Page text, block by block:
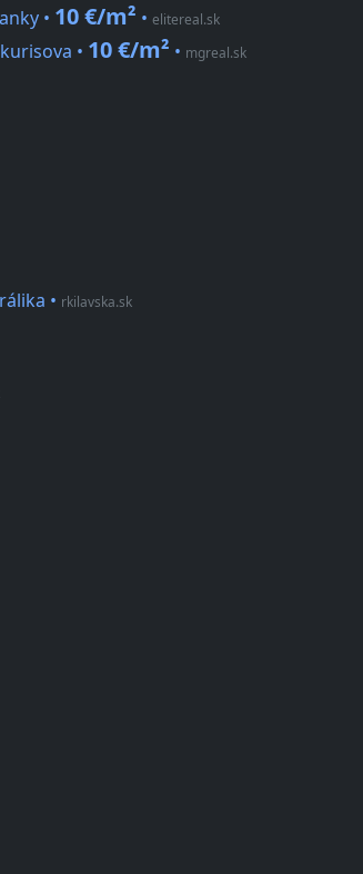
• 10 €/m² • elitereal.sk
• 10 €/m² • mgreal.sk
• rkilavska.sk